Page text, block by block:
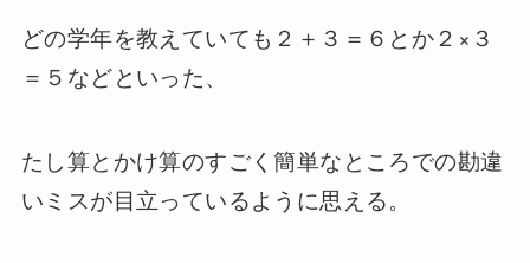
どの学年を教えていても２＋３＝６とか２×３
＝５などといった、
たし算とかけ算のすごく簡単なところでの勘違
いミスが目立っているように思える。